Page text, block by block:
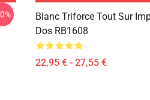
Blanc Triforce Tout Sur
Dos RB1608
22,95 € - 27,55 €